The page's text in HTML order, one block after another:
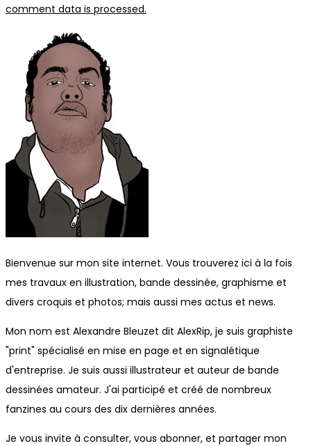
comment data is processed.
Bienvenue sur mon site internet. Vous trouverez ici à la fois
mes travaux en illustration, bande dessinée, graphisme et
divers croquis et photos; mais aussi mes actus et news.
Mon nom est Alexandre Bleuzet dit AlexRip, je suis graphiste
"print" spécialisé en mise en page et en signalétique
d'entreprise. Je suis aussi illustrateur et auteur de bande
dessinées amateur. J'ai participé et créé de nombreux
fanzines au cours des dix dernières années.
Je vous invite à consulter, vous abonner, et partager mon